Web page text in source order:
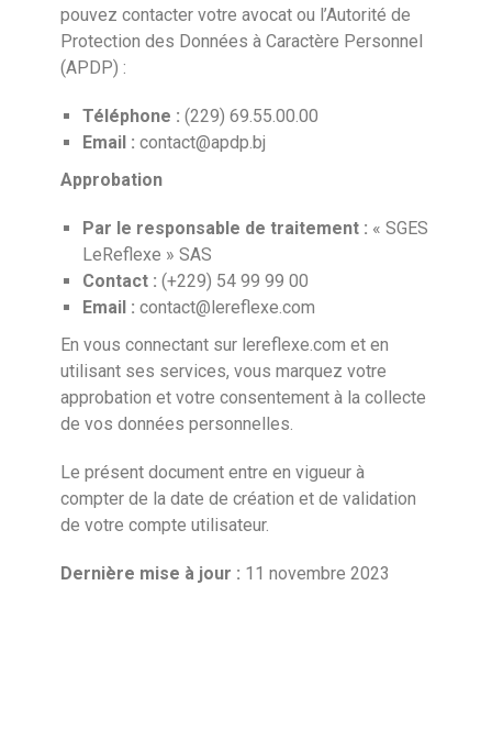
pouvez contacter votre avocat ou l’Autorité de
Protection des Données à Caractère Personnel
(APDP) :
Téléphone : (229) 69.55.00.00
Email : contact@apdp.bj
Approbation
Par le responsable de traitement : « SGES
LeReflexe » SAS
Contact : (+229) 54 99 99 00
Email : contact@lereflexe.com
En vous connectant sur lereflexe.com et en
utilisant ses services, vous marquez votre
approbation et votre consentement à la collecte
de vos données personnelles.
Le présent document entre en vigueur à
compter de la date de création et de validation
de votre compte utilisateur.
Dernière mise à jour : 11 novembre 2023